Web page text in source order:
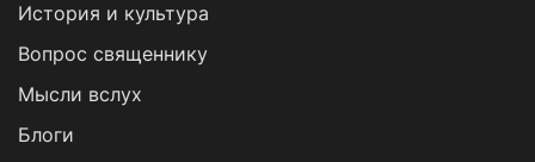
История и культура
Вопрос священнику
Мысли вслух
Блоги